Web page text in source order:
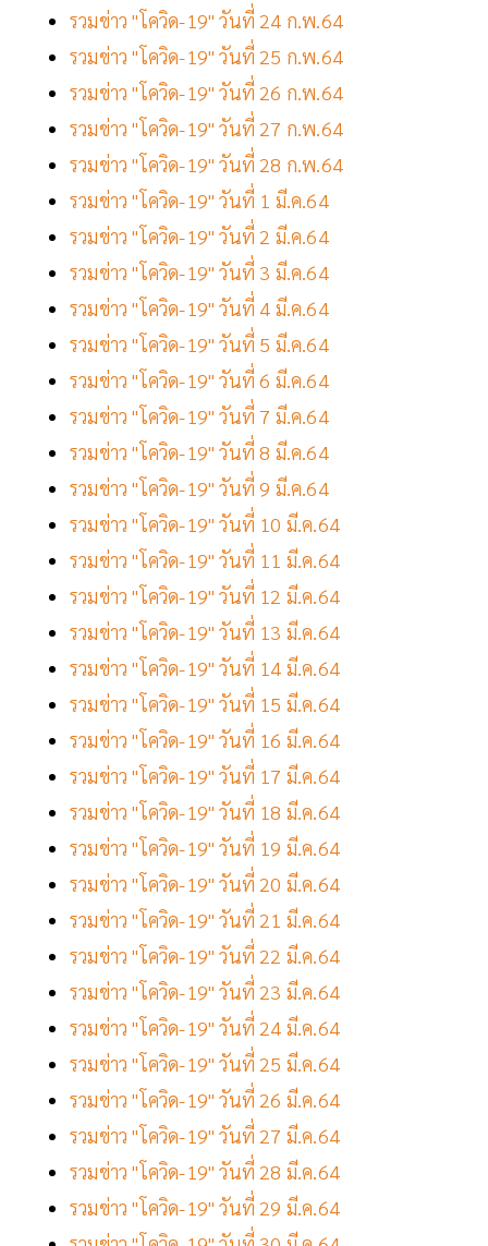
รวมข่าว "โควิด-19" วันที่ 24 ก.พ.64
รวมข่าว "โควิด-19" วันที่ 25 ก.พ.64
รวมข่าว "โควิด-19" วันที่ 26 ก.พ.64
รวมข่าว "โควิด-19" วันที่ 27 ก.พ.64
รวมข่าว "โควิด-19" วันที่ 28 ก.พ.64
รวมข่าว "โควิด-19" วันที่ 1 มี.ค.64
รวมข่าว "โควิด-19" วันที่ 2 มี.ค.64
รวมข่าว "โควิด-19" วันที่ 3 มี.ค.64
รวมข่าว "โควิด-19" วันที่ 4 มี.ค.64
รวมข่าว "โควิด-19" วันที่ 5 มี.ค.64
รวมข่าว "โควิด-19" วันที่ 6 มี.ค.64
รวมข่าว "โควิด-19" วันที่ 7 มี.ค.64
รวมข่าว "โควิด-19" วันที่ 8 มี.ค.64
รวมข่าว "โควิด-19" วันที่ 9 มี.ค.64
รวมข่าว "โควิด-19" วันที่ 10 มี.ค.64
รวมข่าว "โควิด-19" วันที่ 11 มี.ค.64
รวมข่าว "โควิด-19" วันที่ 12 มี.ค.64
รวมข่าว "โควิด-19" วันที่ 13 มี.ค.64
รวมข่าว "โควิด-19" วันที่ 14 มี.ค.64
รวมข่าว "โควิด-19" วันที่ 15 มี.ค.64
รวมข่าว "โควิด-19" วันที่ 16 มี.ค.64
รวมข่าว "โควิด-19" วันที่ 17 มี.ค.64
รวมข่าว "โควิด-19" วันที่ 18 มี.ค.64
รวมข่าว "โควิด-19" วันที่ 19 มี.ค.64
รวมข่าว "โควิด-19" วันที่ 20 มี.ค.64
รวมข่าว "โควิด-19" วันที่ 21 มี.ค.64
รวมข่าว "โควิด-19" วันที่ 22 มี.ค.64
รวมข่าว "โควิด-19" วันที่ 23 มี.ค.64
รวมข่าว "โควิด-19" วันที่ 24 มี.ค.64
รวมข่าว "โควิด-19" วันที่ 25 มี.ค.64
รวมข่าว "โควิด-19" วันที่ 26 มี.ค.64
รวมข่าว "โควิด-19" วันที่ 27 มี.ค.64
รวมข่าว "โควิด-19" วันที่ 28 มี.ค.64
รวมข่าว "โควิด-19" วันที่ 29 มี.ค.64